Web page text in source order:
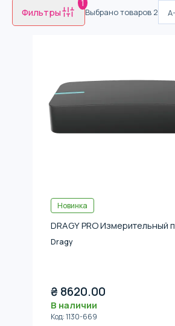
Фильтры
1
Выбрано товаров 2
Новинка
DRAGY PRO Измерительный
Dragy
₴ 8620.00
В наличии
Код:1130-669